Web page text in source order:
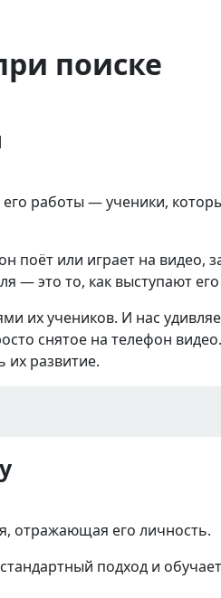
поиске
работы — ученики,
поёт или играет на видео,
— это то, как выступают
их учеников. И нас
снятое на телефон
их развитие.
отражающая его личность.
подход и